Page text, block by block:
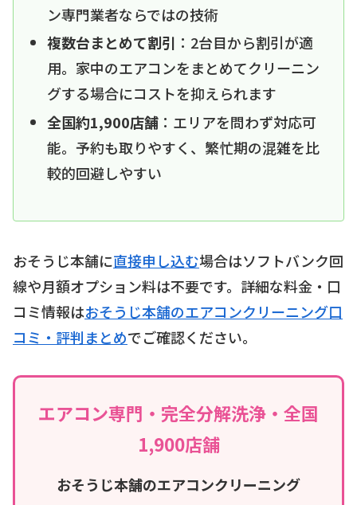
ン専門業者ならではの技術
複数台まとめて割引 ：2台目から割引が適
用。家中のエアコンをまとめてクリーニン
グする場合にコストを抑えられます
全国約1,900店舗：エリアを問わず対応可
能。予約も取りやすく、繁忙期の混雑を比
較的回避しやすい
おそうじ本舗に直接申し込む場合はソフトバンク回
線や月額オプション料は不要です。詳細な料金・口
コミ情報はおそうじ本舗のエアコンクリーニング口
コミ・評判まとめでご確認ください。
エアコン専門・完全分解洗浄・全国
1,900店舗
おそうじ本舗のエアコンクリーニング